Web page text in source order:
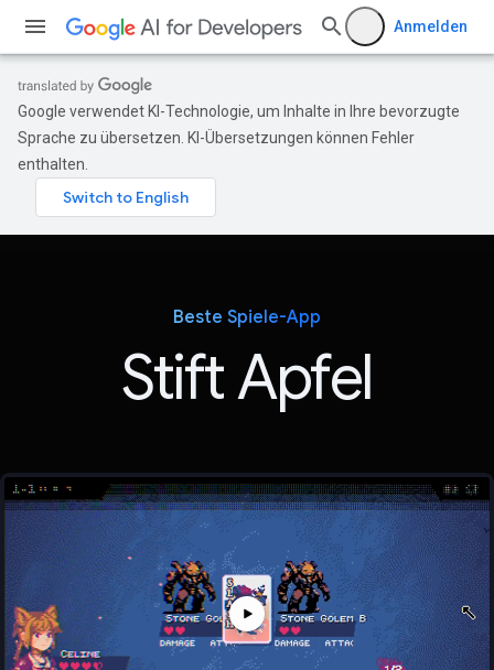
Anmelden
Google verwendet KI-Technologie, um Inhalte in Ihre bevorzugte
Sprache zu übersetzen. KI-Übersetzungen können Fehler
enthalten.
Beste Spiele-App
Stift Apfel